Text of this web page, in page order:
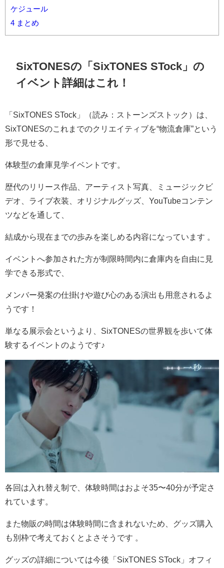
ケジュール
4 まとめ
SixTONESの「SixTONES STock」の
イベント詳細はこれ！
「SixTONES STock」（読み：ストーンズストック）は、
SixTONESのこれまでのクリエイティブを“物流倉庫”という
形で見せる、
体験型の倉庫見学イベントです。
歴代のリリース作品、アーティスト写真、ミュージックビ
デオ、ライブ衣装、オリジナルグッズ、YouTubeコンテン
ツなどを通して、
結成から現在までの歩みを楽しめる内容になっています 。
イベントへ参加された方が制限時間内に倉庫内を自由に見
学できる形式で、
メンバー発案の仕掛けや遊び心のある演出も用意されるよ
うです！
単なる展示会というより、SixTONESの世界観を歩いて体
験するイベントのようです♪
各回は入れ替え制で、体験時間はおよそ35〜40分が予定さ
れています。
また物販の時間は体験時間に含まれないため、グッズ購入
も別枠で考えておくとよさそうです 。
グッズの詳細については今後「SixTONES STock」オフィ